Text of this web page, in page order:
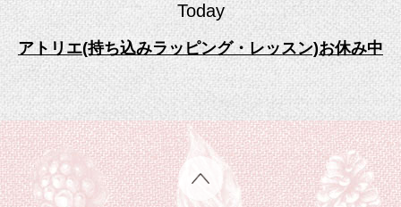
Today
アトリエ(持ち込みラッピング・レッスン)お休み中